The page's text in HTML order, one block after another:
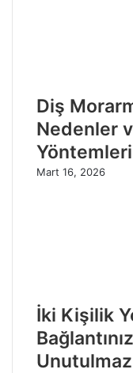
Diş
Nedenler
Yöntemleri
Mart 16, 2026
İki Kişilik